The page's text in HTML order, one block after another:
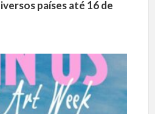
países até 16 de